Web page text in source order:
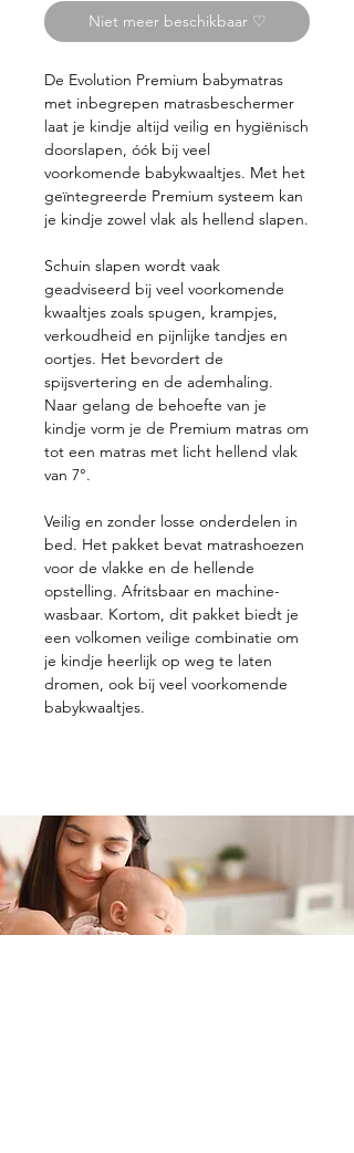
Niet meer beschikbaar ♡
De Evolution Premium babymatras
met inbegrepen matrasbeschermer
laat je kindje altijd veilig en hygiënisch
doorslapen, óók bij veel
voorkomende babykwaaltjes. Met het
geïntegreerde Premium systeem kan
je kindje zowel vlak als hellend slapen.
Schuin slapen wordt vaak
geadviseerd bij veel voorkomende
kwaaltjes zoals spugen, krampjes,
verkoudheid en pijnlijke tandjes en
oortjes. Het bevordert de
spijsvertering en de ademhaling.
Naar gelang de behoefte van je
kindje vorm je de Premium matras om
tot een matras met licht hellend vlak
van 7°.
Veilig en zonder losse onderdelen in
bed. Het pakket bevat matrashoezen
voor de vlakke en de hellende
opstelling. Afritsbaar en machine-
wasbaar. Kortom, dit pakket biedt je
een volkomen veilige combinatie om
je kindje heerlijk op weg te laten
dromen, ook bij veel voorkomende
babykwaaltjes.